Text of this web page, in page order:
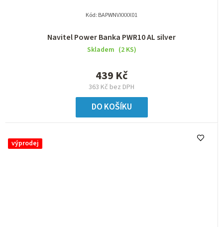
Navitel Power Banka PWR10 AL silver
Skladem (2 KS)
363 Kč bez DPH
439 Kč
DO KOŠÍKU
Kód: BAPWNVXXXX01
výprodej